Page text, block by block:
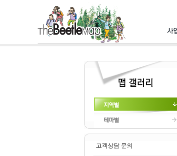
지역별
테마별
고객상담 문의